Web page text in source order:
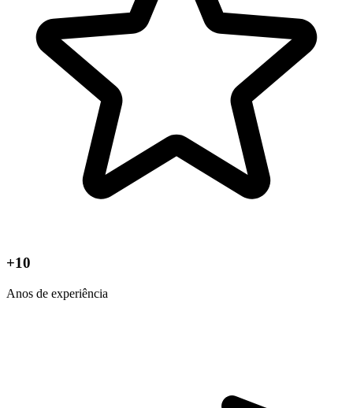
+10
Anos de experiência